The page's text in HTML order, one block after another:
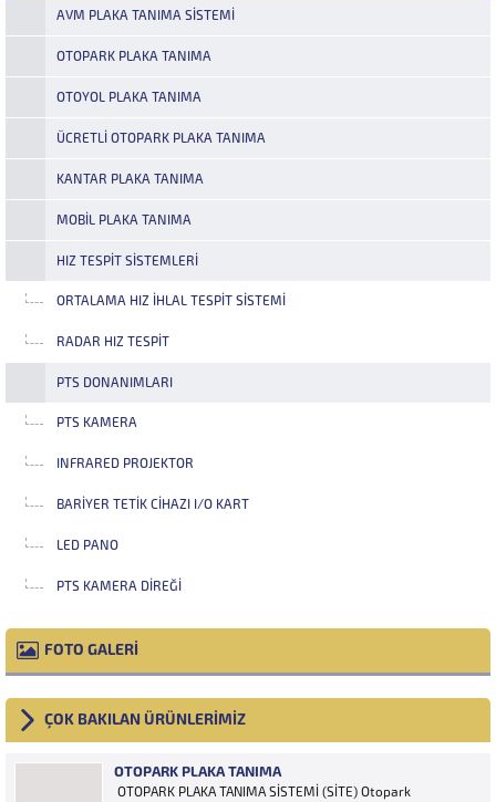
AVM PLAKA TANIMA SISTEMI
OTOPARK PLAKA TANIMA
OTOYOL PLAKA TANIMA
ÜCRETLI OTOPARK PLAKA TANIMA
KANTAR PLAKA TANIMA
MOBIL PLAKA TANIMA
HIZ TESPIT SISTEMLERI
ORTALAMA HIZ İHLAL TESPIT SISTEMI
RADAR HIZ TESPIT
PTS DONANIMLARI
PTS KAMERA
INFRARED PROJEKTOR
BARIYER TETIK CIHAZI I/O KART
LED PANO
PTS KAMERA DIREĞI
FOTO GALERİ
ÇOK BAKILAN ÜRÜNLERİMİZ
OTOPARK PLAKA TANIMA
OTOPARK PLAKA TANIMA SİSTEMİ (SİTE) Otopark